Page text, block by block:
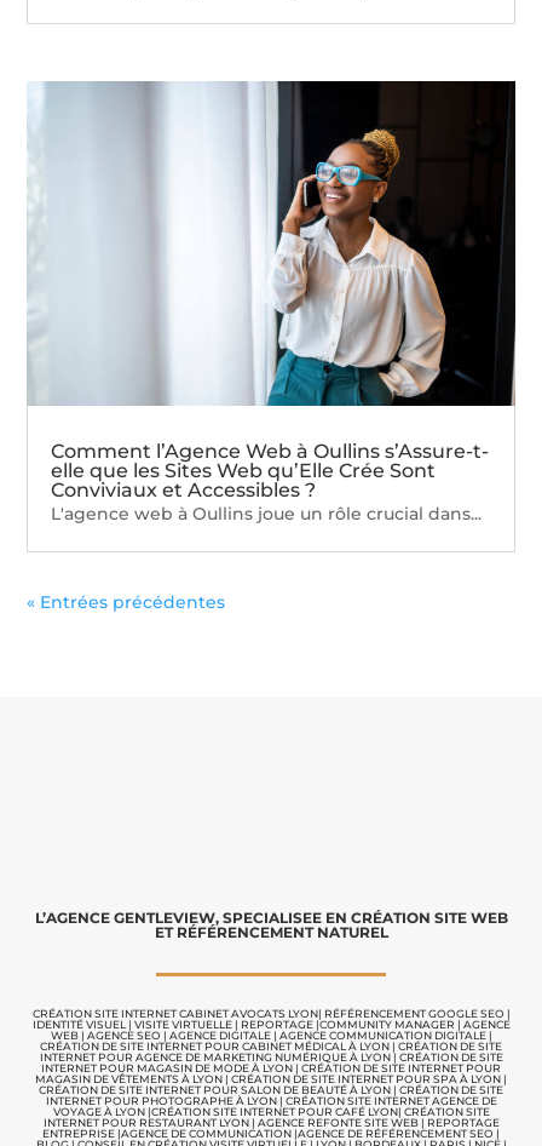
Comment l’Agence Web à Oullins s’Assure-t-
elle que les Sites Web qu’Elle Crée Sont
Conviviaux et Accessibles ?
L'agence web à Oullins joue un rôle crucial dans...
« Entrées précédentes
L’AGENCE GENTLEVIEW, SPECIALISEE EN CRÉATION SITE WEB
ET RÉFÉRENCEMENT NATUREL
CRÉATION SITE INTERNET CABINET AVOCATS LYON| RÉFÉRENCEMENT GOOGLE SEO |
IDENTITÉ VISUEL | VISITE VIRTUELLE| REPORTAGE |COMMUNITY MANAGER | AGENCE
WEB| AGENCE SEO | AGENCE DIGITALE| AGENCE COMMUNICATIONDIGITALE |
CRÉATION DE SITE INTERNET POUR CABINET MÉDICAL À LYON | CRÉATION DE SITE
INTERNET POUR AGENCE DE MARKETING NUMÉRIQUE À LYON| CRÉATION DE SITE
INTERNET POUR MAGASIN DE MODE À LYON | CRÉATION DE SITE INTERNET POUR
MAGASIN DE VÊTEMENTS À LYON | CRÉATION DE SITE INTERNET POUR SPA À LYON |
CRÉATION DE SITE INTERNET POUR SALON DE BEAUTÉ À LYON | CRÉATION DE SITE
INTERNET POUR PHOTOGRAPHE À LYON| CRÉATION SITE INTERNET AGENCE DE
VOYAGE À LYON|CRÉATION SITE INTERNET POUR CAFÉ LYON| CRÉATION SITE
INTERNET POUR RESTAURANT LYON| AGENCE REFONTE SITE WEB| REPORTAGE
ENTREPRISE |AGENCE DE COMMUNICATION |AGENCE DE RÉFÉRENCEMENT SEO |